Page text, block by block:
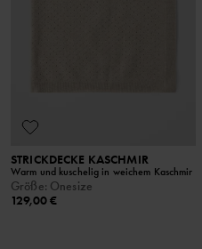
STRICKDECKE KASCHMIR
Warm und kuschelig in weichem Kaschmir
Größe: Onesize
129,00 €